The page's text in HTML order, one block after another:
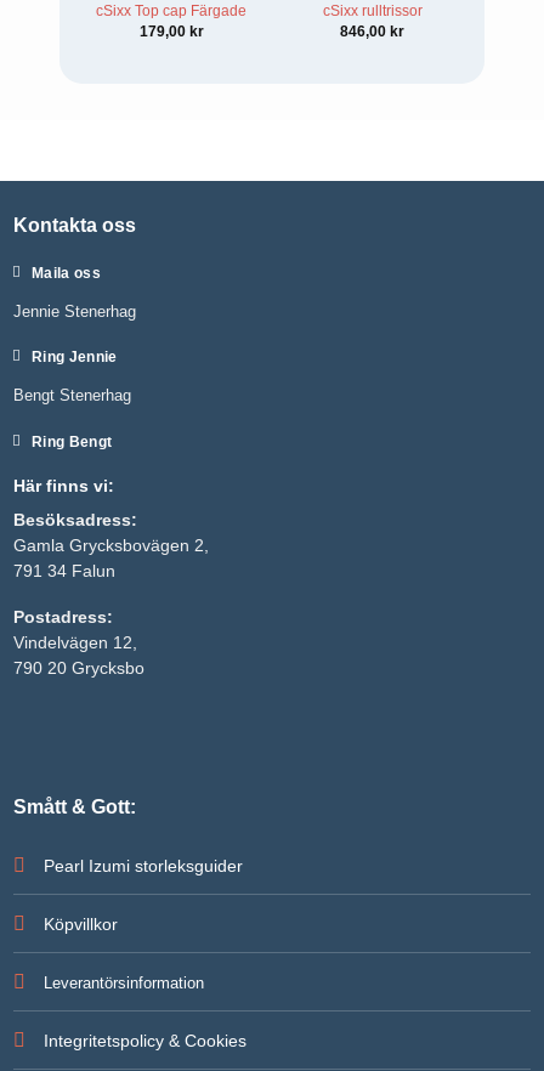
cSixx Top cap Färgade
179,00 kr
cSixx rulltrissor
846,00kr
Kontakta oss
Maila oss
Jennie Stenerhag
Ring Jennie
Bengt Stenerhag
Ring Bengt
Här finns vi:
Besöksadress:
Gamla Grycksbovägen 2,
791 34 Falun
Postadress:
Vindelvägen 12,
790 20 Grycksbo
Smått & Gott:
Pearl Izumi storleksguider
Köpvillkor
Leverantörsinformation
Integritetspolicy & Cookies